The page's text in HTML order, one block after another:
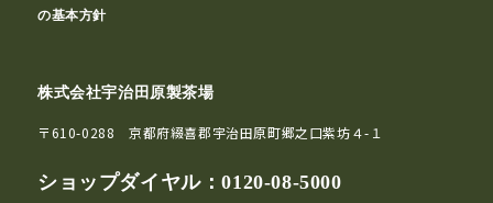
の基本方針
株式会社宇治田原製茶場
〒610-0288 京都府綴喜郡宇治田原町郷之口紫坊４-１
ショップダイヤル：0120-08-5000